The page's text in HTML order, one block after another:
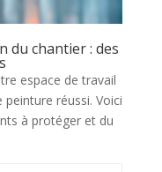
du chantier : des
espace de travail
réussi. Voici
à protéger et du